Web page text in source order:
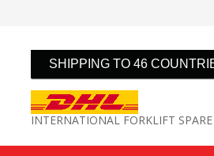
SHIPPING TO 46
INTERNATIONAL FORKLIFT